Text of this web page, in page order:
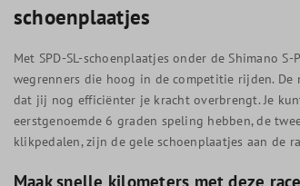
schoenplaatjes
Met SPD-SL-schoenplaatjes onder de Shimano
wegrenners die hoog in de competitie rijden.
dat jij nog efficiënter je kracht overbrengt. Je
eerstgenoemde 6 graden speling hebben, de
klikpedalen, zijn de gele schoenplaatjes aan de
Maak snelle kilometers met deze